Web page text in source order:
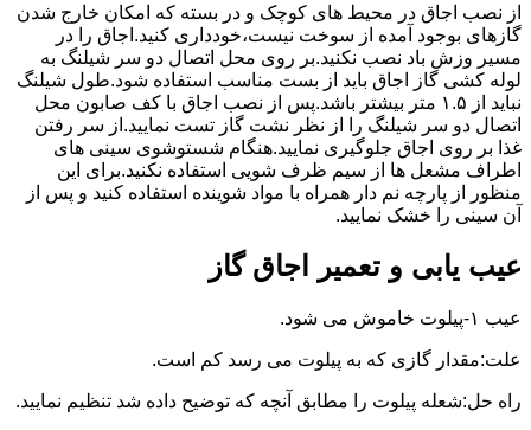
از نصب اجاق در محیط های کوچک و در بسته که امکان خارج شدن
گازهای بوجود آمده از سوخت نیست،خودداری کنید.اجاق را در
مسیر وزش باد نصب نکنید.بر روی محل اتصال دو سر شیلنگ به
لوله کشی گاز اجاق باید از بست مناسب استفاده شود.طول شیلنگ
نباید از ۱.۵ متر بیشتر باشد.پس از نصب اجاق با کف صابون محل
اتصال دو سر شیلنگ را از نظر نشت گاز تست نمایید.از سر رفتن
غذا بر روی اجاق جلوگیری نمایید.هنگام شستوشوی سینی های
اطراف مشعل ها از سیم ظرف شویی استفاده نکنید.برای این
منظور از پارچه نم دار همراه با مواد شوینده استفاده کنید و پس از
آن سینی را خشک نمایید.
عیب یابی و تعمیر اجاق گاز
عیب ۱-پیلوت خاموش می شود.
علت:مقدار گازی که به پیلوت می رسد کم است.
راه حل:شعله پیلوت را مطابق آنچه که توضیح داده شد تنظیم نمایید.